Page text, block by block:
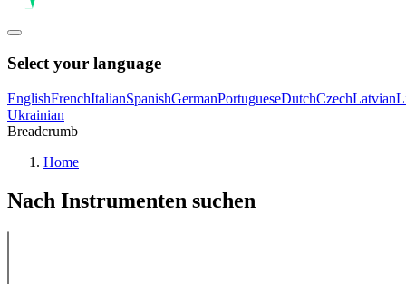
Select your language
EnglishFrenchItalianSpanishGermanPortugueseDutchCzechLatvian
Ukrainian
Breadcrumb
Home
Nach Instrumenten suchen